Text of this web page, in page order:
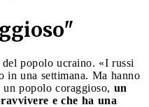
popolo ucraino. «I russi
in una settimana. Ma hanno
popolo coraggioso, un
e che ha una